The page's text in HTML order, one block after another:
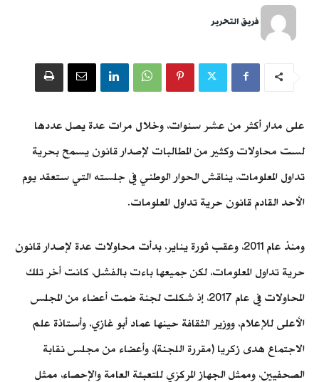
فريق التحرير
على مدار أكثر من عشر سنوات، وخلال مرات عدة يصل عددها
لست محاولات وكثير من المطالبات لإصدار قانون يسمح بحرية
تداول المعلومات، يناقش الحوار الوطني في جلسته التي ستعقد يوم
الأحد القادم قانون حرية تداول المعلومات.
ومنذ عام 2011، وعقب ثورة يناير، بدأت محاولات عدة لإصدار قانون
حرية تداول المعلومات، لكن جميعها باءت بالفشل، كانت أخر تلك
المحاولات في عام 2017، إذ شكلت لجنة ضمت أعضاء من المجلس
الأعلى للإعلام، ووزير الثقافة حينها عماد أبو غازي، وأستاذة علم
الاجتماع هدى زكريا (مقررة اللجنة)، وأعضاء من مجلس نقابة
الصحفيين، وممثل الجهاز المركزي للتعبئة العامة والإحصاء، ممثل